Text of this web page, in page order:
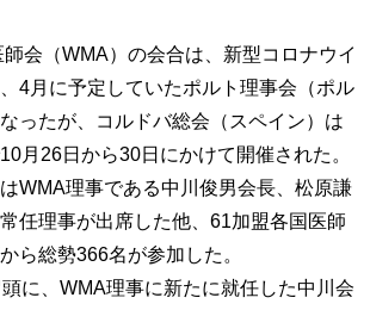
会（WMA）の会合は、新型コロナウイ
4月に予定していたポルト理事会（ポル
ったが、コルドバ総会（スペイン）は
月26日から30日にかけて開催された。
WMA理事である中川俊男会長、松原謙
任理事が出席した他、61加盟各国医師
ら総勢366名が参加した。
に、WMA理事に新たに就任した中川会